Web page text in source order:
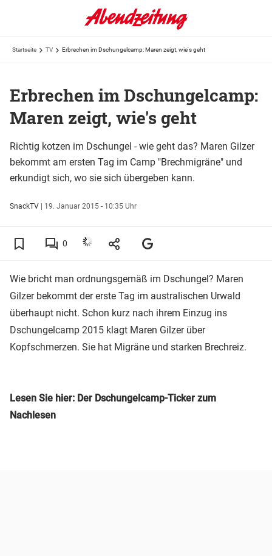
Startseite TV Erbrechen im Dschungelcamp: Maren zeigt, wie's geht
Erbrechen im Dschungelcamp:
Maren zeigt, wie's geht
Richtig kotzen im Dschungel - wie geht das? Maren Gilzer
bekommt am ersten Tag im Camp "Brechmigräne" und
erkundigt sich, wo sie sich übergeben kann.
SnackTV | 19. Januar 2015 - 10:35 Uhr
0
Wie bricht man ordnungsgemäß im Dschungel? Maren
Gilzer bekommt der erste Tag im australischen Urwald
überhaupt nicht. Schon kurz nach ihrem Einzug ins
Dschungelcamp 2015 klagt Maren Gilzer über
Kopfschmerzen. Sie hat Migräne und starken Brechreiz.
Lesen Sie hier: Der Dschungelcamp-Ticker zum
Nachlesen